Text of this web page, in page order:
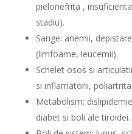
pielonefrita ,
stadiu).
Sange: anemii,
(limfoame, leucemii).
Schelet osos si
si inflamatorii,
Metabolism:
diabet si boli ale tiroidei.